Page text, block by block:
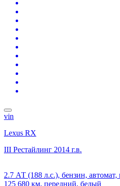
vin
Lexus RX
III Рестайлинг 2014 г.в.
2.7 АТ (188 л.с.), бензин,
125 680 км, передний, белый